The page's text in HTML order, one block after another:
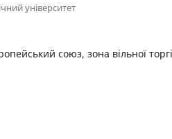
університет
союз, зона вільної